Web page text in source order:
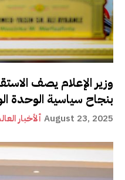
وزير الإعلام يصف
بنجاح سياسية الوحدة
ألأخبار August 23, 2025